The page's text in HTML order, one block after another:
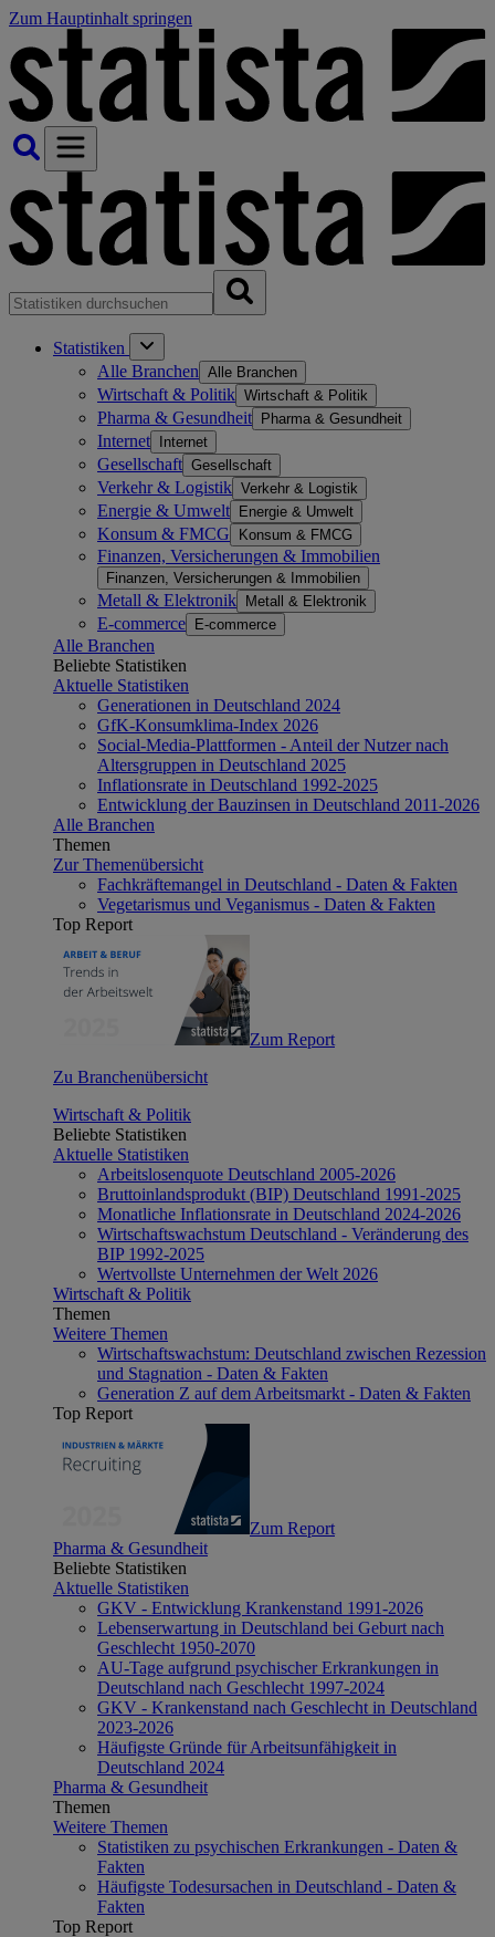
Zum Hauptinhalt springen
Statistiken
Alle Branchen Alle Branchen
Wirtschaft & Politik Wirtschaft & Politik
Pharma & Gesundheit Pharma & Gesundheit
Internet Internet
Gesellschaft Gesellschaft
Verkehr & Logistik Verkehr & Logistik
Energie & Umwelt Energie & Umwelt
Konsum & FMCG Konsum & FMCG
Finanzen, Versicherungen & Immobilien
Finanzen, Versicherungen & Immobilien
Metall & Elektronik Metall & Elektronik
E-commerce E-commerce
Alle Branchen
Beliebte Statistiken
Aktuelle Statistiken
Generationen in Deutschland 2024
GfK-Konsumklima-Index 2026
Social-Media-Plattformen - Anteil der Nutzer nach
Altersgruppen in Deutschland 2025
Inflationsrate in Deutschland 1992-2025
Entwicklung der Bauzinsen in Deutschland 2011-2026
Alle Branchen
Themen
Zur Themenübersicht
Fachkräftemangel in Deutschland - Daten & Fakten
Vegetarismus und Veganismus - Daten & Fakten
Top Report
Zum Report
Zu Branchenübersicht
Wirtschaft & Politik
Beliebte Statistiken
Aktuelle Statistiken
Arbeitslosenquote Deutschland 2005-2026
Bruttoinlandsprodukt (BIP) Deutschland 1991-2025
Monatliche Inflationsrate in Deutschland 2024-2026
Wirtschaftswachstum Deutschland - Veränderung des
BIP 1992-2025
Wertvollste Unternehmen der Welt 2026
Wirtschaft & Politik
Themen
Weitere Themen
Wirtschaftswachstum: Deutschland zwischen Rezession
und Stagnation - Daten & Fakten
Generation Z auf dem Arbeitsmarkt - Daten & Fakten
Top Report
Zum Report
Pharma & Gesundheit
Beliebte Statistiken
Aktuelle Statistiken
GKV - Entwicklung Krankenstand 1991-2026
Lebenserwartung in Deutschland bei Geburt nach
Geschlecht 1950-2070
AU-Tage aufgrund psychischer Erkrankungen in
Deutschland nach Geschlecht 1997-2024
GKV - Krankenstand nach Geschlecht in Deutschland
2023-2026
Häufigste Gründe für Arbeitsunfähigkeit in
Deutschland 2024
Pharma & Gesundheit
Themen
Weitere Themen
Statistiken zu psychischen Erkrankungen - Daten &
Fakten
Häufigste Todesursachen in Deutschland - Daten &
Fakten
Top Report